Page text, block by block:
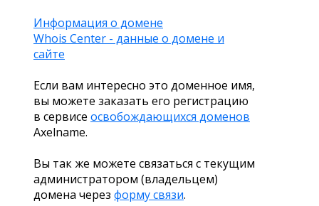
Информация о домене
Whois Center - данные о домене и
сайте
Если вам интересно это доменное имя,
вы можете заказать его регистрацию
в сервисе освобождающихся доменов
Axelname.
Вы так же можете связаться с текущим
администратором (владельцем)
домена через форму связи.